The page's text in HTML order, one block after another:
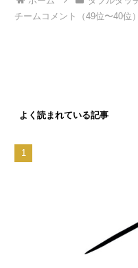
チームコメント（49位〜40位）
よく読まれている記事